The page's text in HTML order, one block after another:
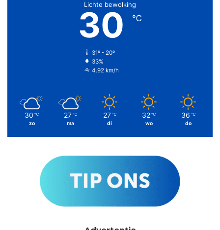
Lichte bewolking
30 ℃
31º - 20º
33%
4.92 km/h
30 ℃
zo
27 ℃
ma
27 ℃
di
32 ℃
wo
36 ℃
do